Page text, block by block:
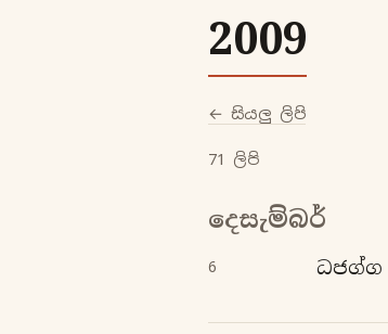
2009
← සියලු ලිපි
71 ලිපි
දෙසැම්බර්
6 ධජග්ග